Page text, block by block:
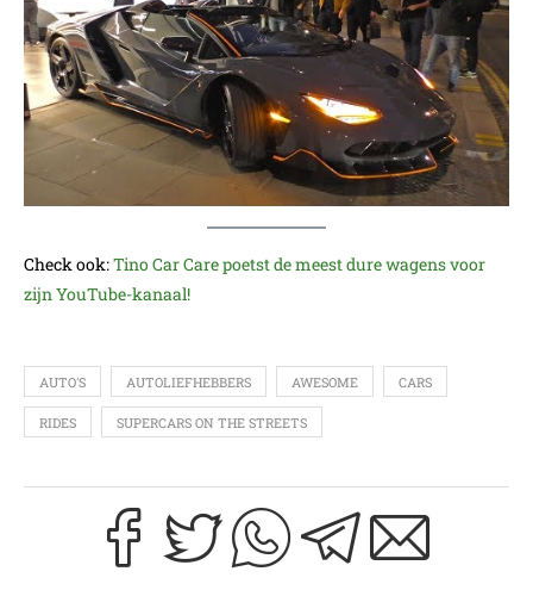
Check ook:Tino Car Care poetst de meest dure wagens voor
zijn YouTube-kanaal!
AUTO'S AUTOLIEFHEBBERS AWESOME CARS
RIDES SUPERCARS ON THE STREETS